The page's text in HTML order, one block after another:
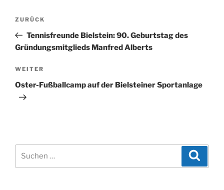
Beitragsnavigation
Vorheriger
Beitrag
ZURÜCK
Tennisfreunde Bielstein: 90. Geburtstag des
Gründungsmitglieds Manfred Alberts
Nächster
Beitrag
WEITER
Oster-Fußballcamp auf der Bielsteiner Sportanlage